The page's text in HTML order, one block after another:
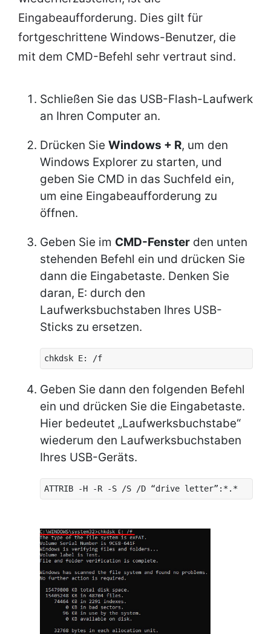
Eingabeaufforderung. Dies gilt für
fortgeschrittene Windows-Benutzer, die
mit dem CMD-Befehl sehr vertraut sind.
Schließen Sie das USB-Flash-Laufwerk
an Ihren Computer an.
Drücken Sie Windows + R, um den
Windows Explorer zu starten, und
geben Sie CMD in das Suchfeld ein,
um eine Eingabeaufforderung zu
öffnen.
Geben Sie im CMD-Fenster den unten
stehenden Befehl ein und drücken Sie
dann die Eingabetaste. Denken Sie
daran, E: durch den
Laufwerksbuchstaben Ihres USB-
Sticks zu ersetzen.
chkdsk E: /f
Geben Sie dann den folgenden Befehl
ein und drücken Sie die Eingabetaste.
Hier bedeutet „Laufwerksbuchstabe“
wiederum den Laufwerksbuchstaben
Ihres USB-Geräts.
ATTRIB -H -R -S /S /D “drive letter”:*.*